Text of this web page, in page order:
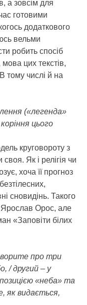
а зовсім для
готовими
додаткового
вельми
робить спосіб
цих текстів,
тому числі й на
(«легенда»
цього
круговороту з
Як і релігія чи
хоча її прогноз
сновидінь. Такого
Ярослав Орос, але
«Заповіти білих
про три
/ другий – у
«неба» та
як видається,